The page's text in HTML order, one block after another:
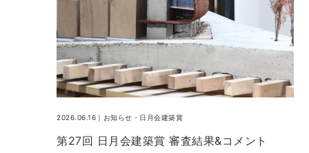
2026.06.16｜ お知らせ ・ 日月会建築賞
第27回 日月会建築賞 審査結果&コメント